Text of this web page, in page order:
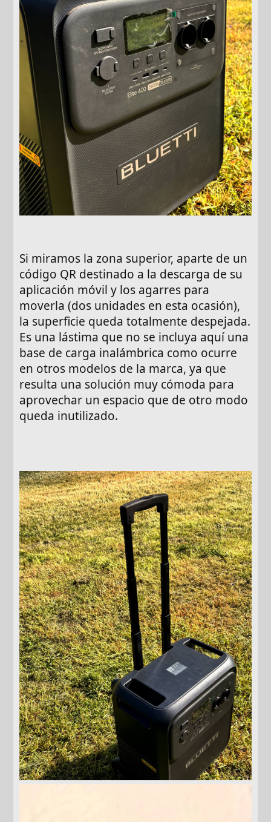
Si miramos la zona superior, aparte de un
código QR destinado a la descarga de su
aplicación móvil y los agarres para
moverla (dos unidades en esta ocasión),
la superficie queda totalmente despejada.
Es una lástima que no se incluya aquí una
base de carga inalámbrica como ocurre
en otros modelos de la marca, ya que
resulta una solución muy cómoda para
aprovechar un espacio que de otro modo
queda inutilizado.